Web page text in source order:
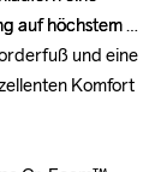
auf höchstem
und eine
Komfort
auf höchstem
und eine
Komfort